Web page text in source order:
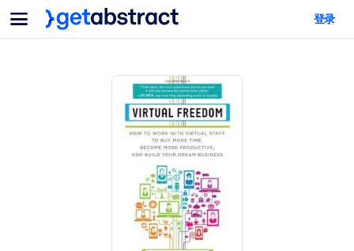
菜单
面向团队与管理者
为您的员工配备关键的人工智能技能。
帮助您的管理者为未来的工作时代做好准备。
让团队更轻松地共同学习、解决实际问题并更快采取行动。
面向人工智能系统
登录